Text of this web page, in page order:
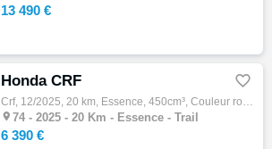
13 490 €
Honda CRF 
Crf, 12/2025, 20 km, Essence, 450cm³, Couleur rouge, 6390 € Equipements : Votre concession Mekanik, concessionnaire officiel Honda, KTM, E-…
 74 - 2025 - 20 Km - Essence - Trail
6 390 €